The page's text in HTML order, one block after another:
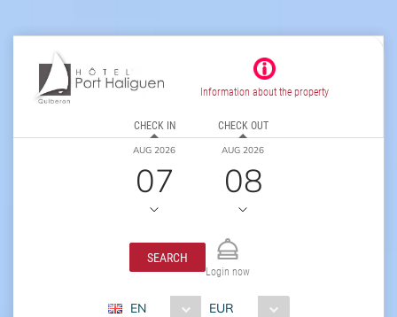
Information about the property
CHECK IN
AUG 2026
07
CHECK OUT
AUG 2026
08
SEARCH
Login now
EN EUR